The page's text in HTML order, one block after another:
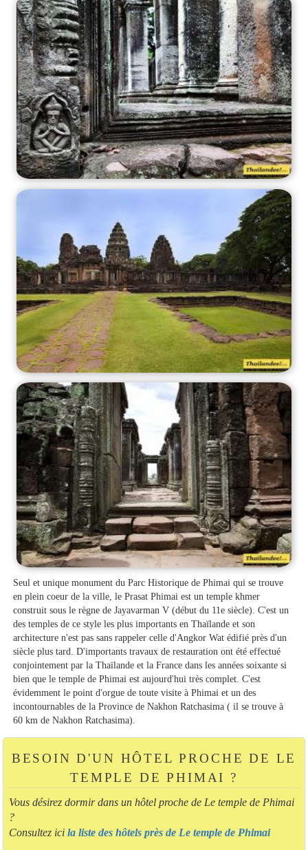
Seul et unique monument du Parc Historique de Phimai qui se trouve
en plein coeur de la ville, le Prasat Phimai est un temple khmer
construit sous le règne de Jayavarman V (début du 11e siècle). C'est un
des temples de ce style les plus importants en Thaïlande et son
architecture n'est pas sans rappeler celle d'Angkor Wat édifié près d'un
siècle plus tard. D'importants travaux de restauration ont été effectué
conjointement par la Thaïlande et la France dans les années soixante si
bien que le temple de Phimai est aujourd'hui très complet. C'est
évidemment le point d'orgue de toute visite à Phimai et un des
incontournables de la Province de Nakhon Ratchasima ( il se trouve à
60 km de Nakhon Ratchasima).
BESOIN D'UN HÔTEL PROCHE DE LE
TEMPLE DE PHIMAI ?
Vous désirez dormir dans un hôtel proche de Le temple de Phimai
?
Consultez ici la liste des hôtels près de Le temple de Phimai